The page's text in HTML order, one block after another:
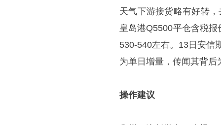
天气下游接货略有好转
皇岛港Q5500平仓含税
530-540左右。13日安信
为单日增量，传闻其背
操作建议